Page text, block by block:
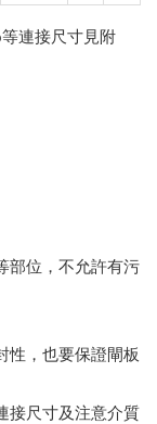
等連接尺寸見附
部位，不允許有污
性，也要保證閘板
接尺寸及注意介質